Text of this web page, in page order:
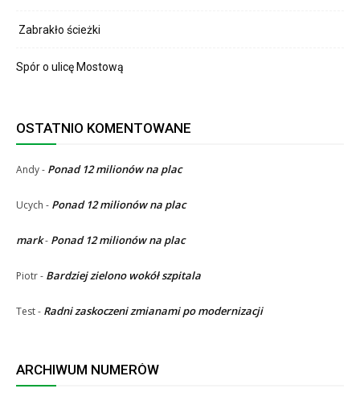
Zabrakło ścieżki
Spór o ulicę Mostową
OSTATNIO KOMENTOWANE
Andy- Ponad 12 milionów na plac
Ucych - Ponad 12 milionów na plac
mark- Ponad 12 milionów na plac
Piotr- Bardziej zielono wokół szpitala
Test- Radni zaskoczeni zmianami po modernizacji
ARCHIWUM NUMERÓW